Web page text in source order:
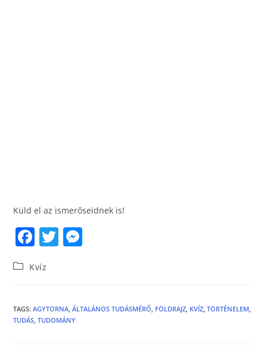
Küld el az ismerőseidnek is!
F
c
b
o
T
n
Kvíz
TAGS:AGYTORNA, ÁLTALÁNOS TUDÁSMÉRŐ, FÖLDRAJZ, KVÍZ, TÖRTÉNELEM,
TUDÁS, TUDOMÁNY